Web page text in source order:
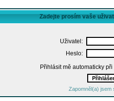
Zadejte prosím vaše
Uživatel:
Heslo:
Přihlásit mě automaticky
Zapomněl(a) jsem